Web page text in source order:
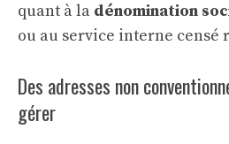
quant à la dénomination
ou au service interne censé
Des adresses non
gérer